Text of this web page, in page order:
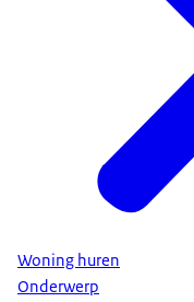
Woning huren
Onderwerp